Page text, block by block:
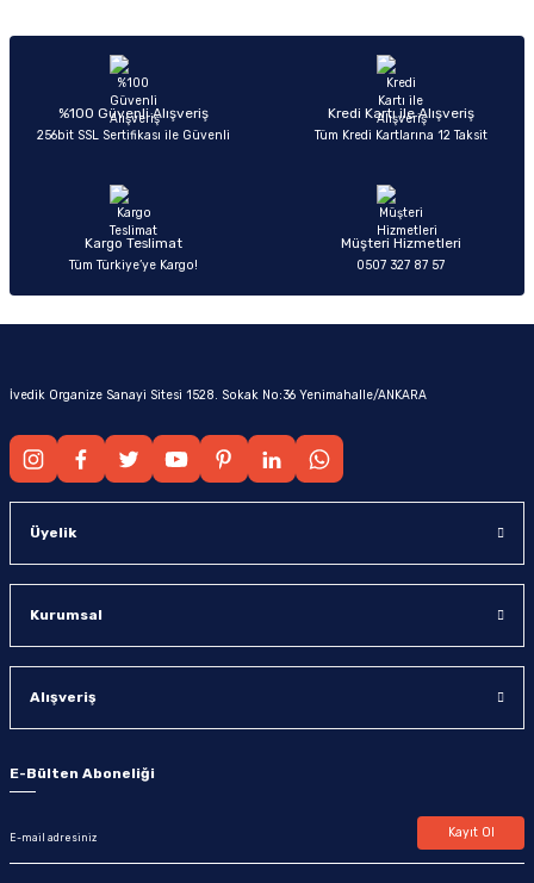
%100 Güvenli Alışveriş
256bit SSL Sertifikası ile Güvenli
Kredi Kartı ile Alışveriş
Tüm Kredi Kartlarına 12 Taksit
Kargo Teslimat
Tüm Türkiye’ye Kargo!
Müşteri Hizmetleri
0507 327 87 57
İvedik Organize Sanayi Sitesi 1528. Sokak No:36 Yenimahalle/ANKARA
Üyelik
Kurumsal
Alışveriş
E-Bülten Aboneliği
Kayıt Ol